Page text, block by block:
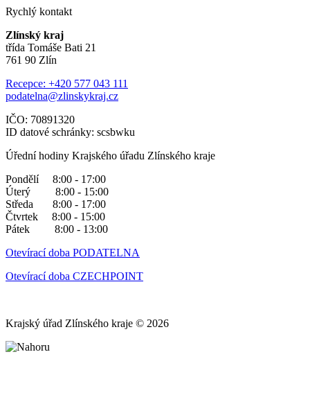
Rychlý kontakt
Zlínský kraj
třída Tomáše Bati 21
761 90 Zlín
Recepce: +420 577 043 111
podatelna@zlinskykraj.cz
IČO: 70891320
ID datové schránky: scsbwku
Úřední hodiny Krajského úřadu Zlínského kraje
Pondělí 8:00 - 17:00
Úterý 8:00 - 15:00
Středa 8:00 - 17:00
Čtvrtek 8:00 - 15:00
Pátek 8:00 - 13:00
Otevírací doba PODATELNA
Otevírací doba CZECHPOINT
Krajský úřad Zlínského kraje © 2026